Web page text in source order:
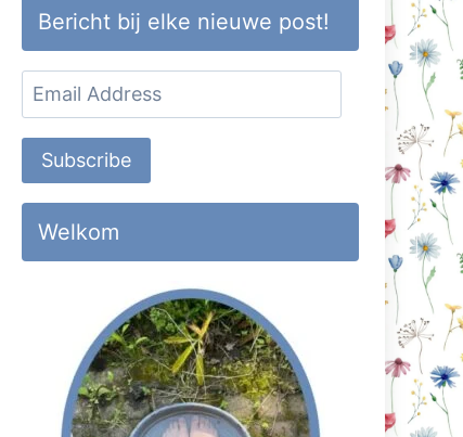
Bericht bij elke nieuwe post!
Email
Address
Subscribe
Welkom